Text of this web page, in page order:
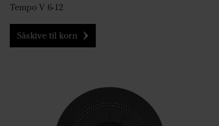
Tempo V 6-12
Såskive til korn